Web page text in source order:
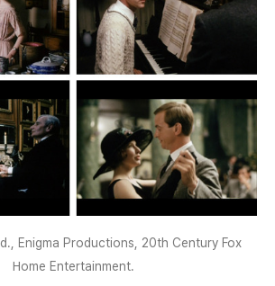
Enigma Productions, 20th Century Fox
Home Entertainment.